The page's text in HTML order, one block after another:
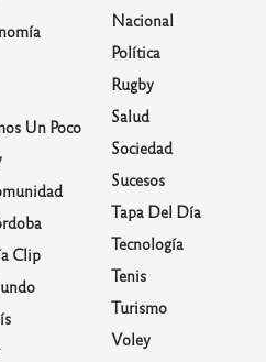
Un Poco
Clip
Nacional
Política
Rugby
Salud
Sociedad
Sucesos
Tapa Del Día
Tecnología
Tenis
Turismo
Voley